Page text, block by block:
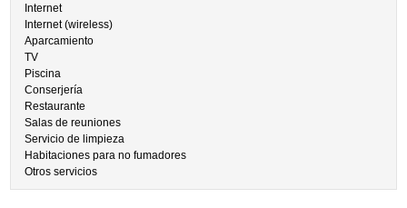
Internet
Internet (wireless)
Aparcamiento
TV
Piscina
Conserjería
Restaurante
Salas de reuniones
Servicio de limpieza
Habitaciones para no fumadores
Otros servicios